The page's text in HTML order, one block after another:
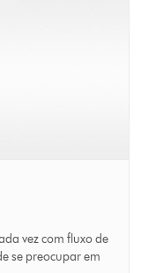
vez com fluxo de
se preocupar em